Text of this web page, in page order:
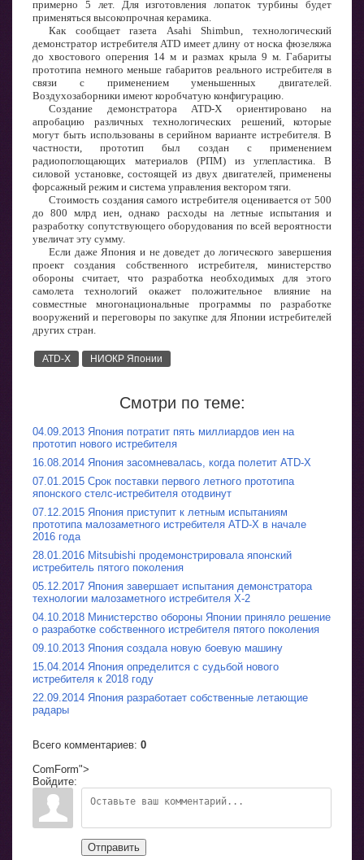
примерно 5 лет. Для изготовления лопаток турбины будет
применяться высокопрочная керамика.
Как сообщает газета Asahi Shimbun, технологический
демонстратор истребителя ATD имеет длину от носка фюзеляжа
до хвостового оперения 14 м и размах крыла 9 м. Габариты
прототипа немного меньше габаритов реального истребителя в
связи с применением уменьшенных двигателей.
Воздухозаборники имеют коробчатую конфигурацию.
Создание демонстратора ATD-X ориентировано на
апробацию различных технологических решений, которые
могут быть использованы в серийном варианте истребителя. В
частности, прототип был создан с применением
радиопоглощающих материалов (РПМ) из углепластика. В
силовой установке, состоящей из двух двигателей, применены
форсажный режим и система управления вектором тяги.
Стоимость создания самого истребителя оценивается от 500
до 800 млрд иен, однако расходы на летные испытания и
разработку сопутствующего оборудования по всей вероятности
увеличат эту сумму.
Если даже Япония и не доведет до логического завершения
проект создания собственного истребителя, министерство
обороны считает, что разработка необходимых для этого
самолета технологий окажет положительное влияние на
совместные многонациональные программы по разработке
вооружений и переговоры по закупке для Японии истребителей
других стран.
ATD-X НИОКР Японии
Смотри по теме:
04.09.2013 Япония потратит пять миллиардов иен на
прототип нового истребителя
16.08.2014 Япония засомневалась, когда полетит ATD-X
07.01.2015 Срок поставки первого летного прототипа
японского стелс-истребителя отодвинут
07.12.2015 Япония приступит к летным испытаниям
прототипа малозаметного истребителя ATD-X в начале
2016 года
28.01.2016 Mitsubishi продемонстрировала японский
истребитель пятого поколения
05.12.2017 Япония завершает испытания демонстратора
технологии малозаметного истребителя Х-2
04.10.2018 Министерство обороны Японии приняло решение
о разработке собственного истребителя пятого поколения
09.10.2013 Япония создала новую боевую машину
15.04.2014 Япония определится с судьбой нового
истребителя к 2018 году
22.09.2014 Япония разработает собственные летающие
радары
Всего комментариев: 0
ComForm">
Войдите:
Отправить